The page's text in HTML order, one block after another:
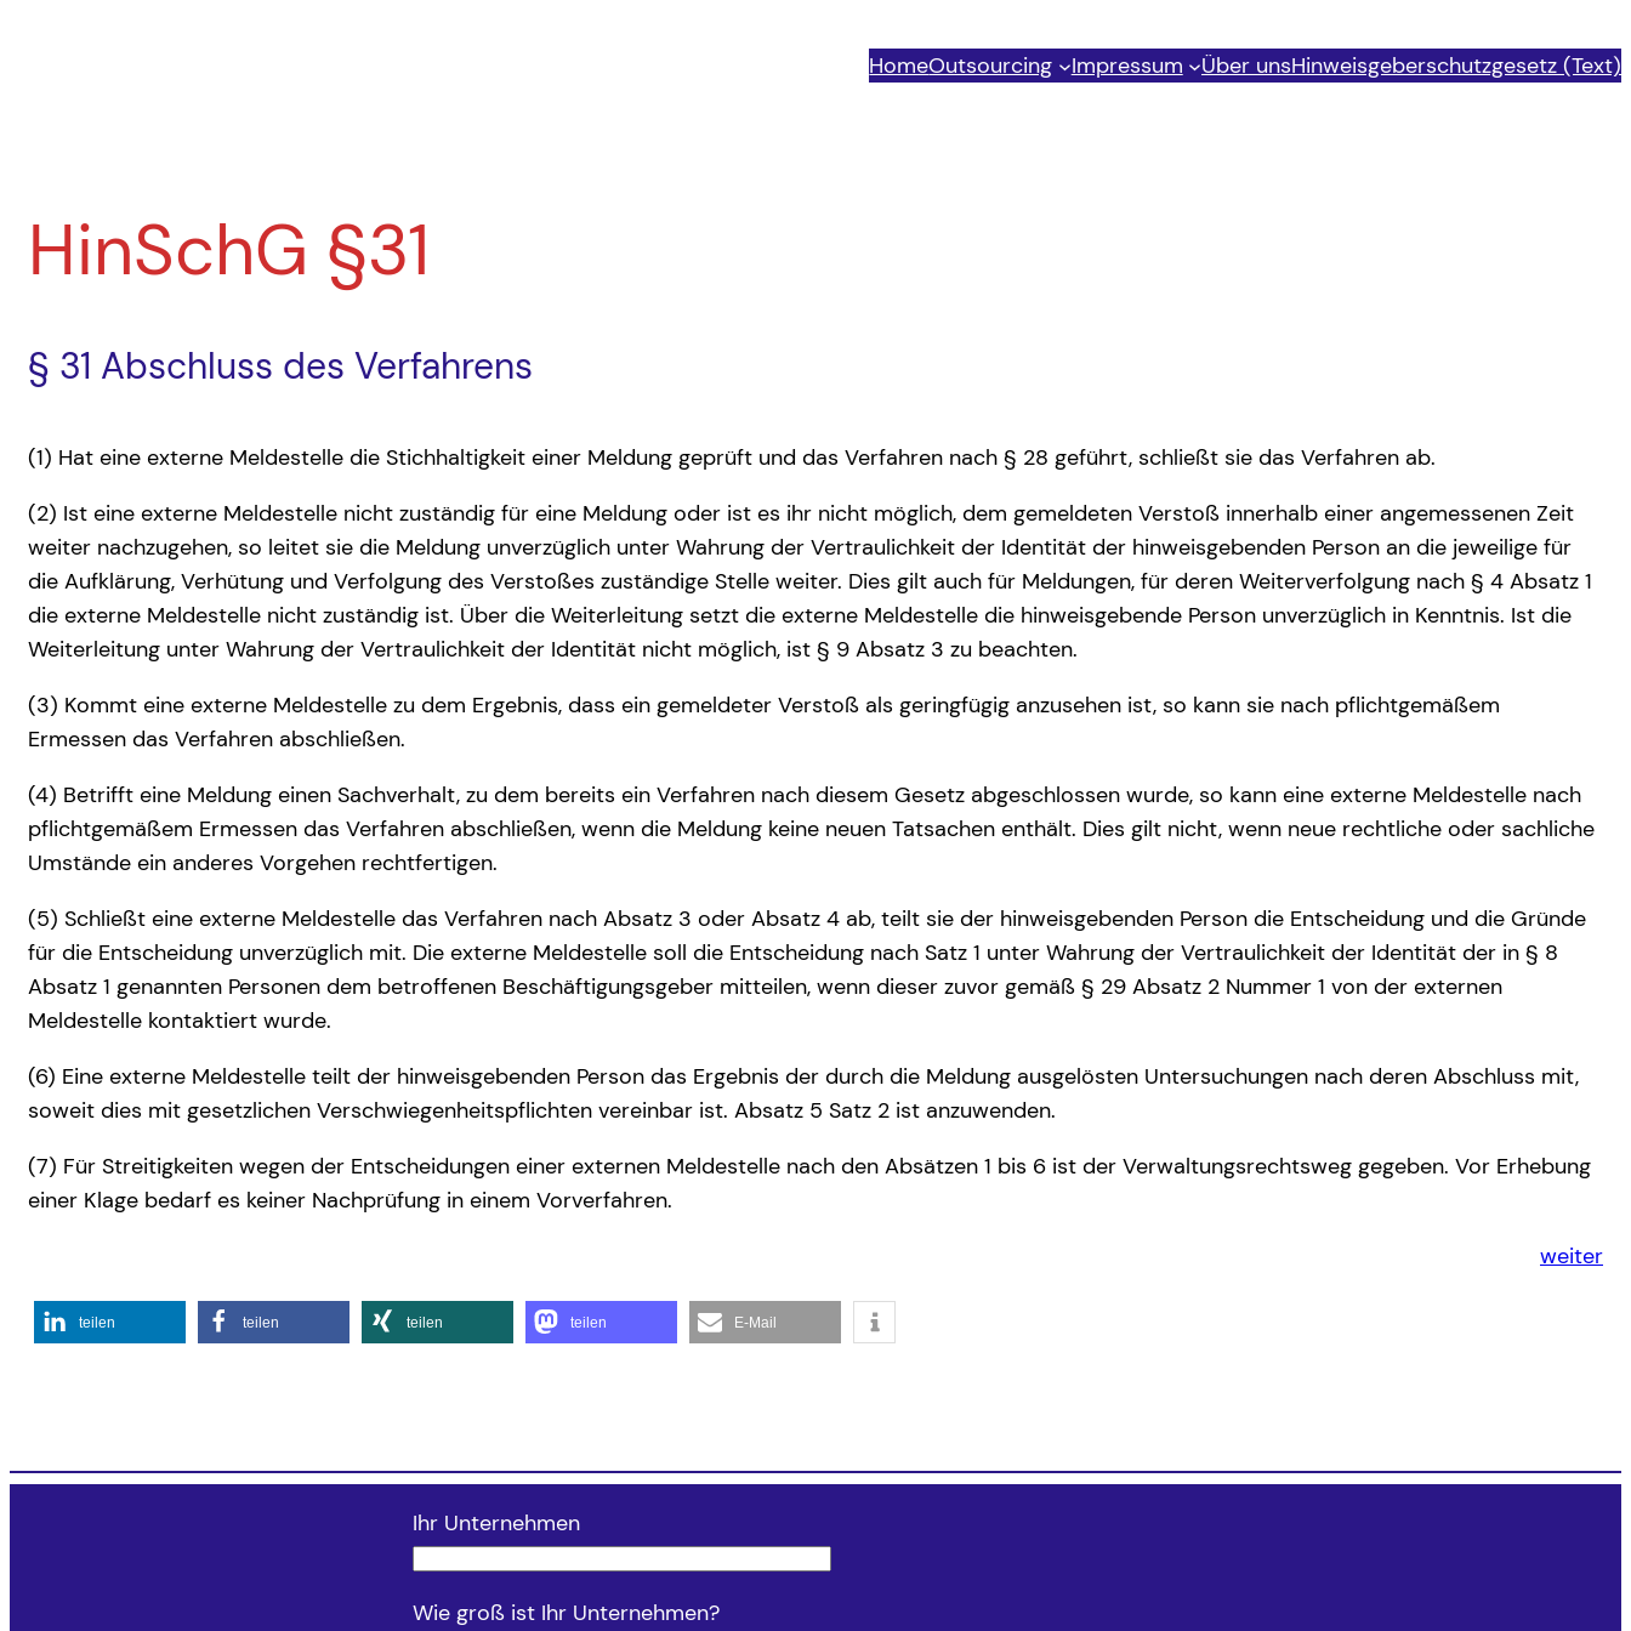
HomeOutsourcing Impressum Über unsHinweisgeberschutzgesetz (Text)
HinSchG §31
§ 31 Abschluss des Verfahrens
(1) Hat eine externe Meldestelle die Stichhaltigkeit einer Meldung geprüft und das Verfahren nach § 28 geführt, schließt sie das Verfahren ab.
(2) Ist eine externe Meldestelle nicht zuständig für eine Meldung oder ist es ihr nicht möglich, dem gemeldeten Verstoß innerhalb einer angemessenen Zeit
weiter nachzugehen, so leitet sie die Meldung unverzüglich unter Wahrung der Vertraulichkeit der Identität der hinweisgebenden Person an die jeweilige für
die Aufklärung, Verhütung und Verfolgung des Verstoßes zuständige Stelle weiter. Dies gilt auch für Meldungen, für deren Weiterverfolgung nach § 4 Absatz 1
die externe Meldestelle nicht zuständig ist. Über die Weiterleitung setzt die externe Meldestelle die hinweisgebende Person unverzüglich in Kenntnis. Ist die
Weiterleitung unter Wahrung der Vertraulichkeit der Identität nicht möglich, ist § 9 Absatz 3 zu beachten.
(3) Kommt eine externe Meldestelle zu dem Ergebnis, dass ein gemeldeter Verstoß als geringfügig anzusehen ist, so kann sie nach pflichtgemäßem
Ermessen das Verfahren abschließen.
(4) Betrifft eine Meldung einen Sachverhalt, zu dem bereits ein Verfahren nach diesem Gesetz abgeschlossen wurde, so kann eine externe Meldestelle nach
pflichtgemäßem Ermessen das Verfahren abschließen, wenn die Meldung keine neuen Tatsachen enthält. Dies gilt nicht, wenn neue rechtliche oder sachliche
Umstände ein anderes Vorgehen rechtfertigen.
(5) Schließt eine externe Meldestelle das Verfahren nach Absatz 3 oder Absatz 4 ab, teilt sie der hinweisgebenden Person die Entscheidung und die Gründe
für die Entscheidung unverzüglich mit. Die externe Meldestelle soll die Entscheidung nach Satz 1 unter Wahrung der Vertraulichkeit der Identität der in § 8
Absatz 1 genannten Personen dem betroffenen Beschäftigungsgeber mitteilen, wenn dieser zuvor gemäß § 29 Absatz 2 Nummer 1 von der externen
Meldestelle kontaktiert wurde.
(6) Eine externe Meldestelle teilt der hinweisgebenden Person das Ergebnis der durch die Meldung ausgelösten Untersuchungen nach deren Abschluss mit,
soweit dies mit gesetzlichen Verschwiegenheitspflichten vereinbar ist. Absatz 5 Satz 2 ist anzuwenden.
(7) Für Streitigkeiten wegen der Entscheidungen einer externen Meldestelle nach den Absätzen 1 bis 6 ist der Verwaltungsrechtsweg gegeben. Vor Erhebung
einer Klage bedarf es keiner Nachprüfung in einem Vorverfahren.
weiter
teilen teilen teilen teilen E-Mail
Ihr Unternehmen
Wie groß ist Ihr Unternehmen?